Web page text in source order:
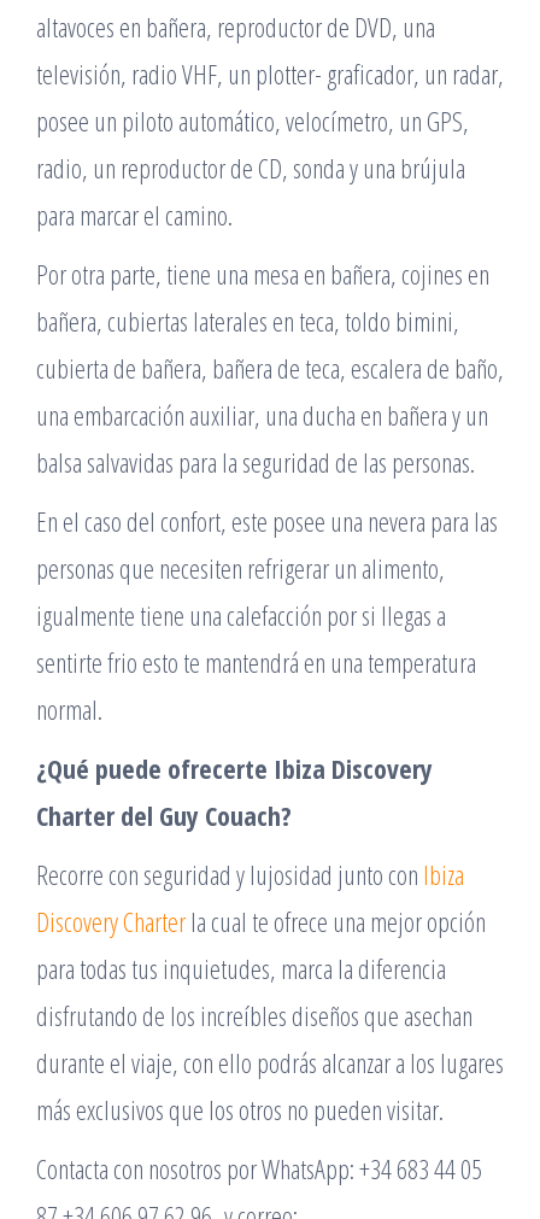
altavoces en bañera, reproductor de DVD, una
televisión, radio VHF, un plotter- graficador, un radar,
posee un piloto automático, velocímetro, un GPS,
radio, un reproductor de CD, sonda y una brújula
para marcar el camino.
Por otra parte, tiene una mesa en bañera, cojines en
bañera, cubiertas laterales en teca, toldo bimini,
cubierta de bañera, bañera de teca, escalera de baño,
una embarcación auxiliar, una ducha en bañera y un
balsa salvavidas para la seguridad de las personas.
En el caso del confort, este posee una nevera para las
personas que necesiten refrigerar un alimento,
igualmente tiene una calefacción por si llegas a
sentirte frio esto te mantendrá en una temperatura
normal.
¿Qué puede ofrecerte Ibiza Discovery
Charter del Guy Couach?
Recorre con seguridad y lujosidad junto con Ibiza
Discovery Charter la cual te ofrece una mejor opción
para todas tus inquietudes, marca la diferencia
disfrutando de los increíbles diseños que asechan
durante el viaje, con ello podrás alcanzar a los lugares
más exclusivos que los otros no pueden visitar.
Contacta con nosotros por WhatsApp: +34 683 44 05